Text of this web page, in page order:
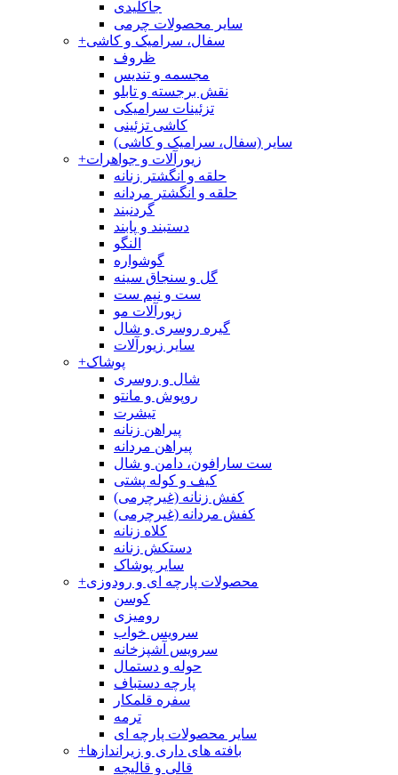
جاکلیدی
سایر محصولات چرمی
+سفال، سرامیک و کاشی
ظروف
مجسمه و تندیس
نقش برجسته و تابلو
تزئینات سرامیکی
کاشی تزئینی
سایر (سفال، سرامیک و کاشی)
+زیورآلات و جواهرات
حلقه و انگشتر زنانه
حلقه و انگشتر مردانه
گردنبند
دستبند و پابند
النگو
گوشواره
گل و سنجاق سینه
ست و نیم ست
زیورآلات مو
گیره روسری و شال
سایر زیورآلات
+پوشاک
شال و روسری
روپوش و مانتو
تیشرت
پیراهن زنانه
پیراهن مردانه
ست سارافون، دامن و شال
کیف و کوله پشتی
کفش زنانه (غیرچرمی)
کفش مردانه (غیرچرمی)
کلاه زنانه
دستکش زنانه
سایر پوشاک
+محصولات پارچه ای و رودوزی
کوسن
رومیزی
سرویس خواب
سرویس آشپزخانه
حوله و دستمال
پارچه دستباف
سفره قلمکار
ترمه
سایر محصولات پارچه ای
+بافته های داری و زیراندازها
قالی و قالیچه